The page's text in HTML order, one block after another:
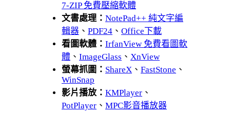
7-ZIP 免費壓縮軟體
文書處理： NotePad++ 純文字編
輯器 、 PDF24 、 Office下載
看圖軟體： IrfanView 免費看圖軟
體 、 ImageGlass 、 XnView
螢幕抓圖： ShareX 、 FastStone 、
WinSnap
影片播放： KMPlayer 、
PotPlayer 、 MPC影音播放器